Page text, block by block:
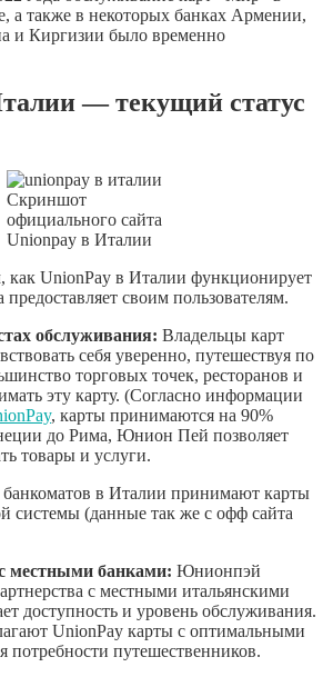
а также в некоторых банках Армении,
и Киргизии было временно
— текущий статус
Скриншот
официального сайта
Unionpay в Италии
как UnionPay в Италии функционирует
предоставляет своим пользователям.
обслуживания: Владельцы карт
себя уверенно, путешествуя по
торговых точек, ресторанов и
эту карту. (Согласно информации
, карты принимаются на 90%
до Рима, Юнион Пей позволяет
товары и услуги.
банкоматов в Италии принимают карты
системы (данные так же с офф сайта
местными банками: Юнионпэй
с местными итальянскими
доступность и уровень обслуживания.
UnionPay карты с оптимальными
потребности путешественников.